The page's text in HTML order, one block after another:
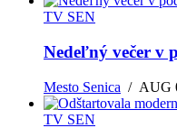
TV SEN
Nedeľný večer v
Mesto Senica /AUG
TV SEN